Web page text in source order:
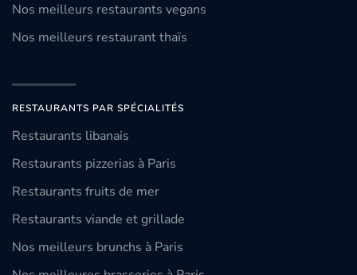
Nos meilleurs restaurants vegans
Nos meilleurs restaurant thaïs
RESTAURANTS PAR SPÉCIALITÉS
Restaurants libanais
Restaurants pizzerias à Paris
Restaurants fruits de mer
Restaurants viande et grillade
Nos meilleurs brunchs à Paris